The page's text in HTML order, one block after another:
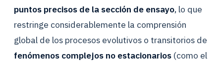
puntos precisos de la sección de ensayo, lo que
restringe considerablemente la comprensión
global de los procesos evolutivos o transitorios de
fenómenos complejos no estacionarios (como el